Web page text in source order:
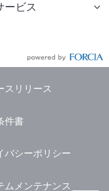
ービス
スリリース
件書
バシーポリシー
ムメンテナンス